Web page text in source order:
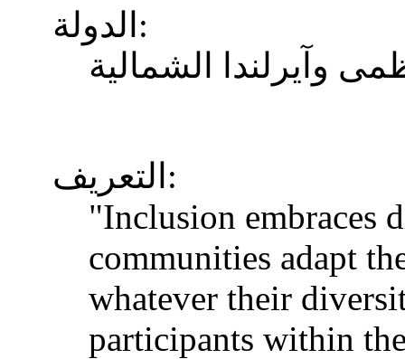
الدولة:
وآيرلندا الشمالية
التعريف:
"Inclusion embraces
communities adapt
whatever their
participants within